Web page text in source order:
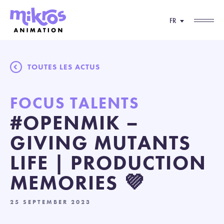
FR
TOUTES LES ACTUS
FOCUS TALENTS
#OPENMIK –
GIVING MUTANTS
LIFE | PRODUCTION
MEMORIES 💜
25 SEPTEMBER 2023